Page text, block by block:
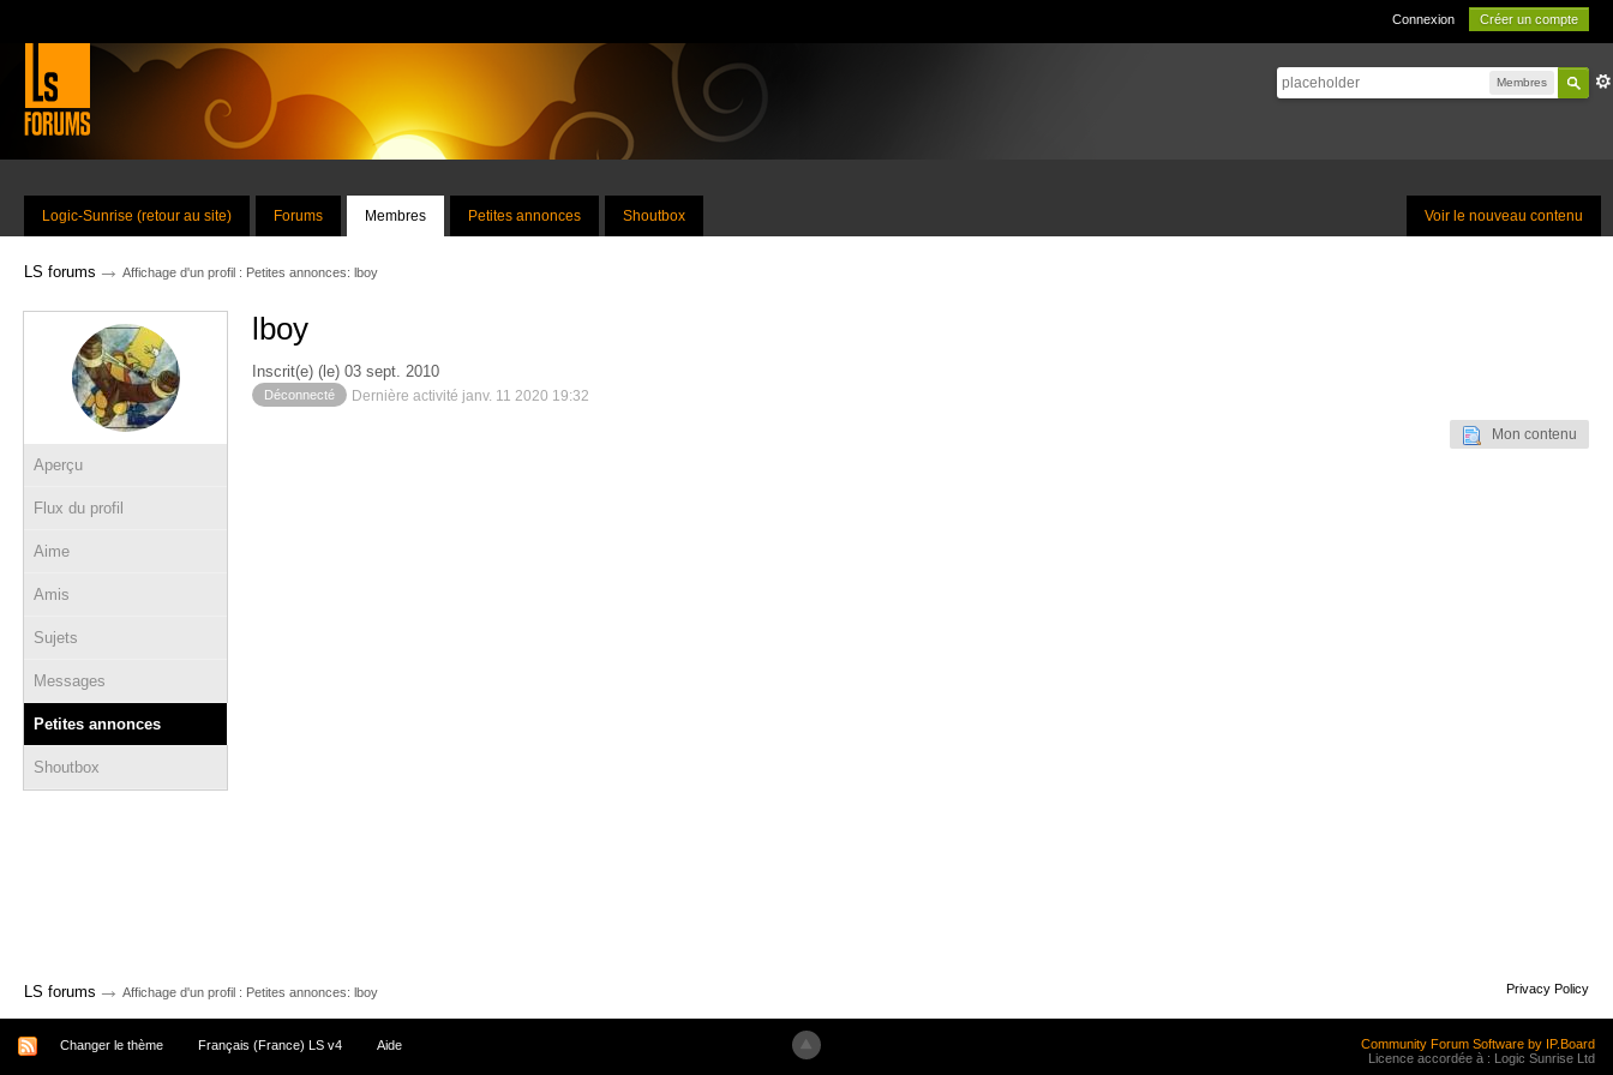
Connexion Créer un compte
Membres
Voir le nouveau contenu
Logic-Sunrise (retour au site) Forums Membres Petites annonces Shoutbox
LS forums → Affichage d'un profil : Petites annonces: lboy
Aperçu
Flux du profil
Aime
Amis
Sujets
Messages
Petites annonces
Shoutbox
lboy
Inscrit(e) (le) 03 sept. 2010
Déconnecté Dernière activité janv. 11 2020 19:32
Mon contenu
LS forums → Affichage d'un profil : Petites annonces: lboy Privacy Policy
Changer le thème Français (France) LS v4 Aide
Community Forum Software by IP.Board
Licence accordée à : Logic Sunrise Ltd